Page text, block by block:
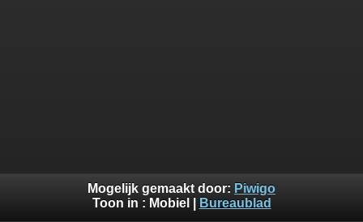
Mogelijk gemaakt door: Piwigo
Toon in : Mobiel Bureaublad